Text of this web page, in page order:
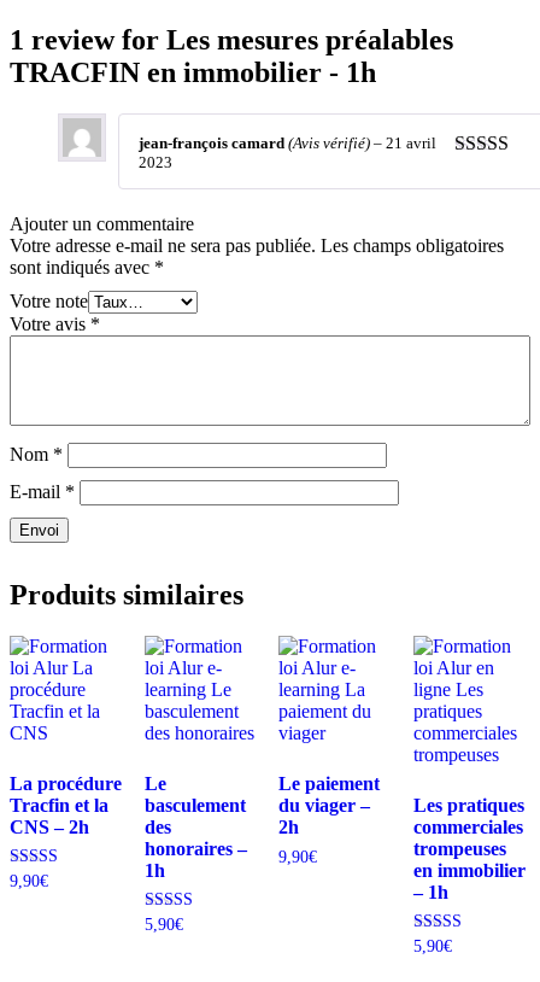
1 review for Les mesures préalables
TRACFIN en immobilier - 1h
sur 5
jean-françois camard (Avis vérifié) – 21 avril
2023
Ajouter un commentaire
Votre adresse e-mail ne sera pas publiée. Les champs obligatoires
sont indiqués avec *
Votre note
Votre avis *
Nom *
E-mail *
Envoi
Produits similaires
La procédure
Tracfin et la
CNS – 2h
Note
9,90€
Le
basculement
des
honoraires –
1h
Note
5,90€
Le paiement
du viager –
2h
9,90€
Les pratiques
commerciales
trompeuses
en immobilier
– 1h
Note
5,90€